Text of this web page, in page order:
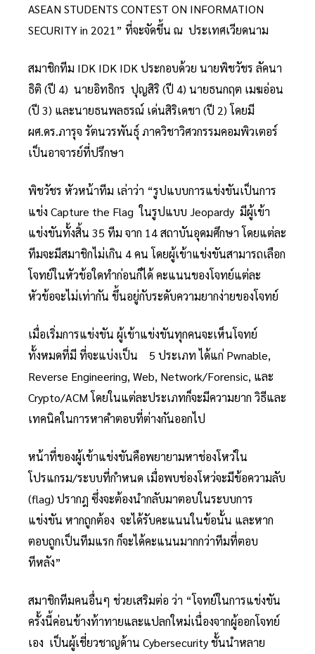
ASEAN STUDENTS CONTEST ON INFORMATION
SECURITY in 2021” ที่จะจัดขึ้น ณ ประเทศเวียดนาม
สมาชิกทีม IDK IDK IDK ประกอบด้วย นายพิชวัชร ลัคนา
ธิติ (ปี 4) นายอิทธิกร ปุญสิริ (ปี 4) นายธนกฤต เมฆอ่อน
(ปี 3) และนายธนพลธรณ์ เด่นสิริเดชา (ปี 2) โดยมี
ผศ.ดร.ภารุจ รัตนวรพันธุ์ ภาควิชาวิศวกรรมคอมพิวเตอร์
เป็นอาจารย์ที่ปรึกษา
พิชวัชร หัวหน้าทีม เล่าว่า “รูปแบบการแข่งขันเป็นการ
แข่ง Capture the Flag ในรูปแบบ Jeopardy มีผู้เข้า
แข่งขันทั้งสิ้น 35 ทีม จาก 14 สถาบันอุดมศึกษา โดยแต่ละ
ทีมจะมีสมาชิกไม่เกิน 4 คน โดยผู้เข้าแข่งขันสามารถเลือก
โจทย์ในหัวข้อใดทำก่อนก็ได้ คะแนนของโจทย์แต่ละ
หัวข้อจะไม่เท่ากัน ขึ้นอยู่กับระดับความยากง่ายของโจทย์
เมื่อเริ่มการแข่งขัน ผู้เข้าแข่งขันทุกคนจะเห็นโจทย์
ทั้งหมดที่มี ที่จะแบ่งเป็น 5 ประเภท ได้แก่ Pwnable,
Reverse Engineering, Web, Network/Forensic, และ
Crypto/ACM โดยในแต่ละประเภทก็จะมีความยาก วิธีและ
เทคนิคในการหาคำตอบที่ต่างกันออกไป
หน้าที่ของผู้เข้าแข่งขันคือพยายามหาช่องโหว่ใน
โปรแกรม/ระบบที่กำหนด เมื่อพบช่องโหว่จะมีข้อความลับ
(flag) ปรากฎ ซึ่งจะต้องนำกลับมาตอบในระบบการ
แข่งขัน หากถูกต้อง จะได้รับคะแนนในข้อนั้น และหาก
ตอบถูกเป็นทีมแรก ก็จะได้คะแนนมากกว่าทีมที่ตอบ
ทีหลัง”
สมาชิกทีมคนอื่นๆ ช่วยเสริมต่อ ว่า “โจทย์ในการแข่งขัน
ครั้งนี้ค่อนข้างท้าทายและแปลกใหม่เนื่องจากผู้ออกโจทย์
เอง เป็นผู้เชี่ยวชาญด้าน Cybersecurity ชั้นนำหลาย